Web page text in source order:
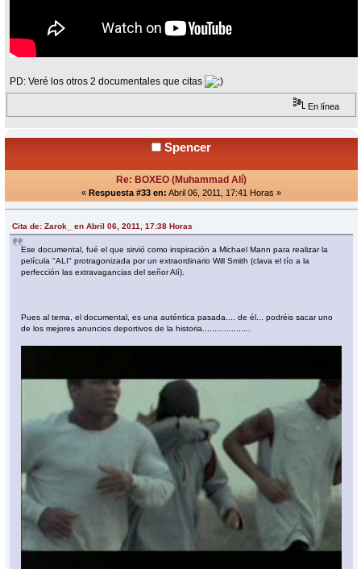
PD: Veré los otros 2 documentales que citas
En línea
Spencer
Re: BOXEO (Muhammad Alí)
« Respuesta #33 en: Abril 06, 2011, 17:41 Horas »
Cita de: Zarok_ en Abril 06, 2011, 17:38 Horas
Ese documental, fué el que sirvió como inspiración a Michael Mann para realizar la
película "ALI" protragonizada por un extraordinario Will Smith (clava el tío a la
perfección las extravagancias del señor Alí).
Pues al tema, el documental, es una auténtica pasada.... de él... podréis sacar uno
de los mejores anuncios deportivos de la historia....................